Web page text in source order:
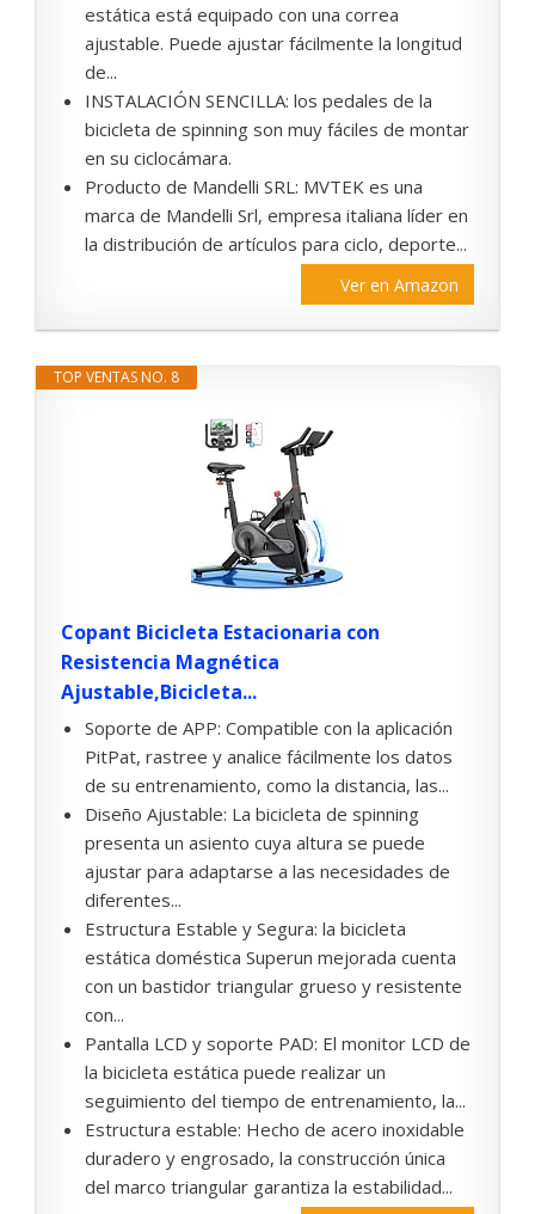
estática está equipado con una correa
ajustable. Puede ajustar fácilmente la longitud
de...
INSTALACIÓN SENCILLA: los pedales de la
bicicleta de spinning son muy fáciles de montar
en su ciclocámara.
Producto de Mandelli SRL: MVTEK es una
marca de Mandelli Srl, empresa italiana líder en
la distribución de artículos para ciclo, deporte...
Ver en Amazon
TOP VENTAS NO. 8
Copant Bicicleta Estacionaria con
Resistencia Magnética
Ajustable,Bicicleta...
Soporte de APP: Compatible con la aplicación
PitPat, rastree y analice fácilmente los datos
de su entrenamiento, como la distancia, las...
Diseño Ajustable: La bicicleta de spinning
presenta un asiento cuya altura se puede
ajustar para adaptarse a las necesidades de
diferentes...
Estructura Estable y Segura: la bicicleta
estática doméstica Superun mejorada cuenta
con un bastidor triangular grueso y resistente
con...
Pantalla LCD y soporte PAD: El monitor LCD de
la bicicleta estática puede realizar un
seguimiento del tiempo de entrenamiento, la...
Estructura estable: Hecho de acero inoxidable
duradero y engrosado, la construcción única
del marco triangular garantiza la estabilidad...